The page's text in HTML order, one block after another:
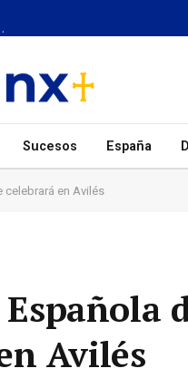
ayuntamientos para el eclipse del 12 de agosto
Sucesos España
celebrará en Avilés
Avilés